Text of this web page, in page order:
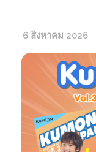
6 สิงหาคม 2026